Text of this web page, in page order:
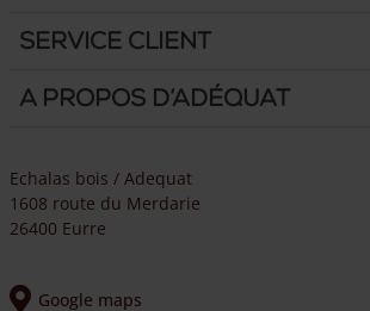
Service client
A propos d’Adéquat
Echalas bois / Adequat
1608 route du Merdarie
26400 Eurre
Google maps